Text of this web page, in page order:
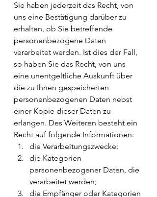
Sie haben jederzeit das Recht, von
uns eine Bestätigung darüber zu
erhalten, ob Sie betreffende
personenbezogene Daten
verarbeitet werden. Ist dies der Fall,
so haben Sie das Recht, von uns
eine unentgeltliche Auskunft über
die zu Ihnen gespeicherten
personenbezogenen Daten nebst
einer Kopie dieser Daten zu
erlangen. Des Weiteren besteht ein
Recht auf folgende Informationen:
die Verarbeitungszwecke;
die Kategorien
personenbezogener Daten, die
verarbeitet werden;
die Empfänger oder Kategorien